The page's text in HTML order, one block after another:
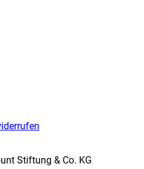
Stiftung & Co. KG